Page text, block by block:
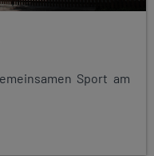
Sport am